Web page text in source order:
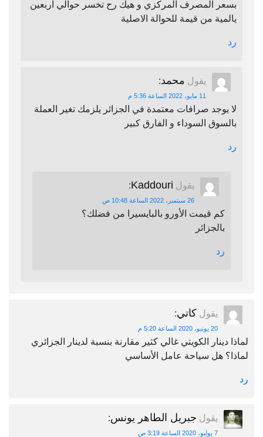
بسعر المصرف المركزي و هيك رح تخسر حوالي اربعين
يالمية من قيمة للحوالة الاصلية
رد
يقول محمد:
11 مايو، 2022 الساعة 5:36 م
لا يوجد صرافات معتمدة في الجزائر يلزمك تغير العملة
بالسوق السوداء و الفارق كبير
رد
يقول Kaddouri
:
26 سبتمبر، 2022 الساعة 10:48 ص
كم قيمت الأورو بالبايسيرا من فضلك؟
بالجزائر
رد
يقول كاتي:
20 يونيو، 2020 الساعة 5:20 م
لماذا دينار الكويتي غالي كثير مقارنة بنسبة لدينار الجزائري
لماذا؟ هل سياحة عامل الأساسي
رد
يقول جبريل الطاهر يونس:
7 يوليو، 2020 الساعة 3:19 ص